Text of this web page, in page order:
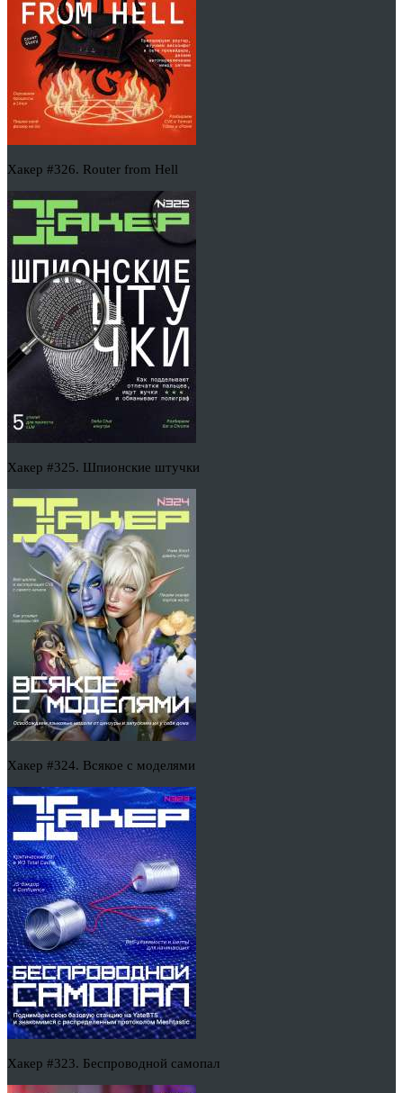
Хакер #326. Router from Hell
Хакер #325. Шпионские штучки
Хакер #324. Всякое с моделями
Хакер #323. Беспроводной самопал